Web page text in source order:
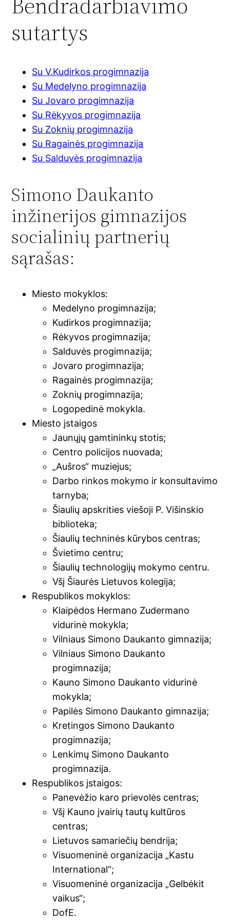
sutartys
Su V.Kudirkos progimnazija
Su Medelyno progimnazija
Su Jovaro progimnazija
Su Rėkyvos progimnazija
Su Zoknių progimnazija
Su Ragainės progimnazija
Su Salduvės progimnazija
Simono Daukanto
inžinerijos gimnazijos
socialinių partnerių
sąrašas:
Miesto mokyklos:
Medelyno progimnazija;
Kudirkos progimnazija;
Rėkyvos progimnazija;
Salduvės progimnazija;
Jovaro progimnazija;
Ragainės progimnazija;
Zoknių progimnazija;
Logopedinė mokykla.
Miesto įstaigos
Jaunųjų gamtininkų stotis;
Centro policijos nuovada;
„Aušros“ muziejus;
Darbo rinkos mokymo ir konsultavimo
tarnyba;
Šiaulių apskrities viešoji P. Višinskio
biblioteka;
Šiaulių techninės kūrybos centras;
Švietimo centru;
Šiaulių technologijų mokymo centru.
Všį Šiaurės Lietuvos kolegija;
Respublikos mokyklos:
Klaipėdos Hermano Zudermano
vidurinė mokykla;
Vilniaus Simono Daukanto gimnazija;
Vilniaus Simono Daukanto
progimnazija;
Kauno Simono Daukanto vidurinė
mokykla;
Papilės Simono Daukanto gimnazija;
Kretingos Simono Daukanto
progimnazija;
Lenkimų Simono Daukanto
progimnazija.
Respublikos įstaigos:
Panevėžio karo prievolės centras;
Všį Kauno įvairių tautų kultūros
centras;
Lietuvos samariečių bendrija;
Visuomeninė organizacija „Kastu
International“;
Visuomeninė organizacija „Gelbėkit
vaikus“;
DofE.